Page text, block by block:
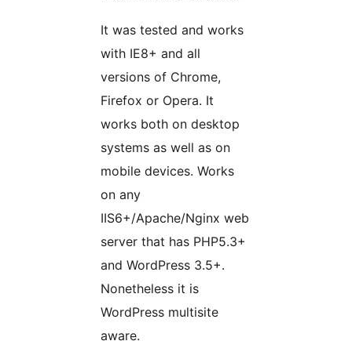
It was tested and works
with IE8+ and all
versions of Chrome,
Firefox or Opera. It
works both on desktop
systems as well as on
mobile devices. Works
on any
IIS6+/Apache/Nginx web
server that has PHP5.3+
and WordPress 3.5+.
Nonetheless it is
WordPress multisite
aware.